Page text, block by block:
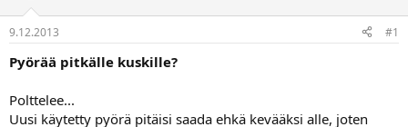
s
t
e
l
a
l
p
ä
9.12.2013 #1
Pyörää pitkälle kuskille?
Polttelee...
Uusi käytetty pyörä pitäisi saada ehkä kevääksi alle, joten